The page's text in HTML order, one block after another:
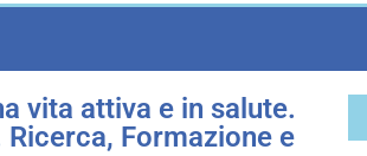
vita attiva e in salute.
Formazione e